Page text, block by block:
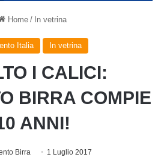
Home / In vetrina
Italia In vetrina
I CALICI:
BIRRA COMPIE
ANNI!
Birra 1 Luglio 2017